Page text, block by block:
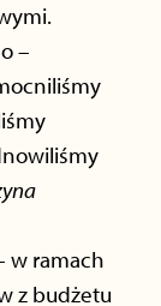
–
w ramach
z budżetu